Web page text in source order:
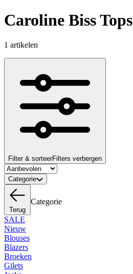
Caroline Biss Tops
1 artikelen
Filter & sorteerFilters verbergen
Categorie
Terug
Categorie
SALE
Nieuw
Blouses
Blazers
Broeken
Gilets